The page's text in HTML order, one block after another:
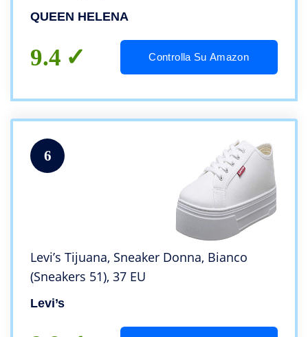
QUEEN HELENA
9.4 Controlla Su Amazon
6
Levi’s Tijuana, Sneaker Donna, Bianco
(Sneakers 51), 37 EU
Levi’s